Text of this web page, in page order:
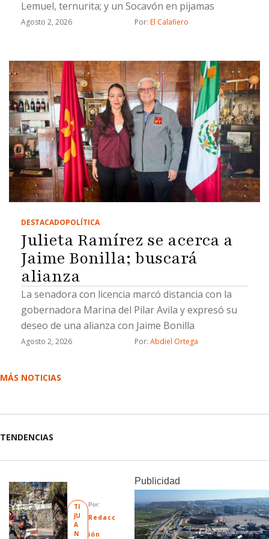
Lemuel, ternurita; y un Socavón en pijamas
Agosto 2, 2026 Por: El Calafiero
DESTACADOPOLÍTICA
Julieta Ramírez se acerca a
Jaime Bonilla; buscará
alianza
La senadora con licencia marcó distancia con la
gobernadora Marina del Pilar Avila y expresó su
deseo de una alianza con Jaime Bonilla
Agosto 2, 2026 Por: Abdiel Ortega
MÁS NOTICIAS
TENDENCIAS
TI
JU
A
N
Por:
Redacc
ión
Publicidad